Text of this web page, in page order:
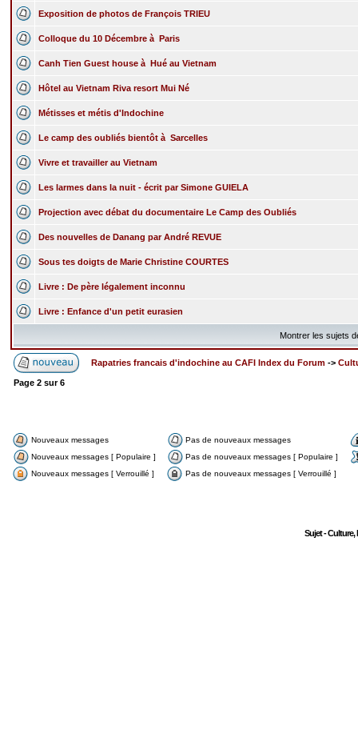
Exposition de photos de François TRIEU
Colloque du 10 Décembre à Paris
Canh Tien Guest house à Hué au Vietnam
Hôtel au Vietnam Riva resort Mui Né
Métisses et métis d'Indochine
Le camp des oubliés bientôt à Sarcelles
Vivre et travailler au Vietnam
Les larmes dans la nuit - écrit par Simone GUIELA
Projection avec débat du documentaire Le Camp des Oubliés
Des nouvelles de Danang par André REVUE
Sous tes doigts de Marie Christine COURTES
Livre : De père légalement inconnu
Livre : Enfance d'un petit eurasien
Montrer les sujets
Rapatries francais d'indochine au CAFI Index du Forum ->
Page 2 sur6
Nouveaux messages
Pas de nouveaux messages
Nouveaux messages [ Populaire ]
Pas de nouveaux messages [ Populaire ]
Nouveaux messages [ Verrouillé ]
Pas de nouveaux messages [ Verrouillé ]
Sujet -